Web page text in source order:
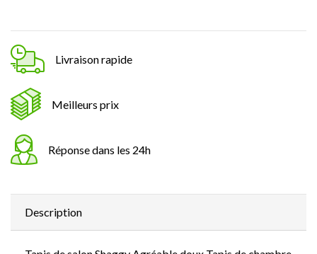
Livraison rapide
Meilleurs prix
Réponse dans les 24h
Description